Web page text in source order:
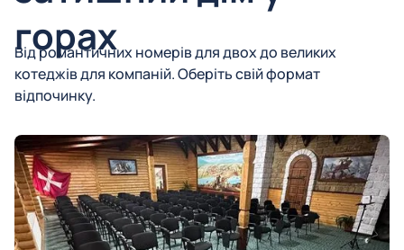
горах
Від романтичних номерів для двох до великих
котеджів для компаній. Оберіть свій формат
відпочинку.